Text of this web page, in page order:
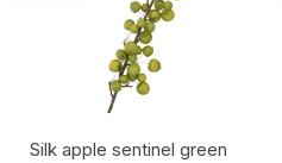
Silk apple sentinel green